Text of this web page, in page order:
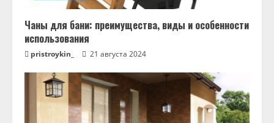
Чаны для бани: преимущества, виды и особенности
использования
pristroykin_ 21 августа 2024